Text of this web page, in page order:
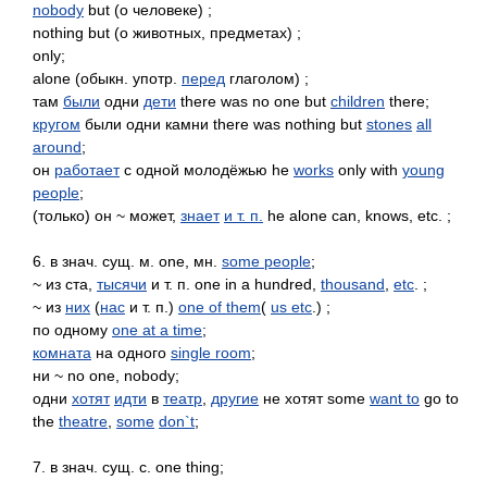
nobody but (о человеке) ;
nothing but (о животных, предметах) ;
only;
alone (обыкн. употр. перед глаголом) ;
там были одни дети there was no one but children there;
кругом были одни камни there was nothing but stones all
around;
он работаетс одной молодёжью he works only with young
people;
(только) он ~ может, знает и т. п. he alone can, knows, etc. ;
6. в знач. сущ. м. one, мн. some people;
~ из ста, тысячи и т. п. one in a hundred, thousand etc . ;
~ из них (нас и т. п.) one of them( us etc .) ;
по одному one at a time;
комната на одного single room;
ни ~ no one, nobody;
одни хотят идти в театр другие не хотят some want to go to
the theatre some don`t;
7. в знач. сущ. с. one thing;